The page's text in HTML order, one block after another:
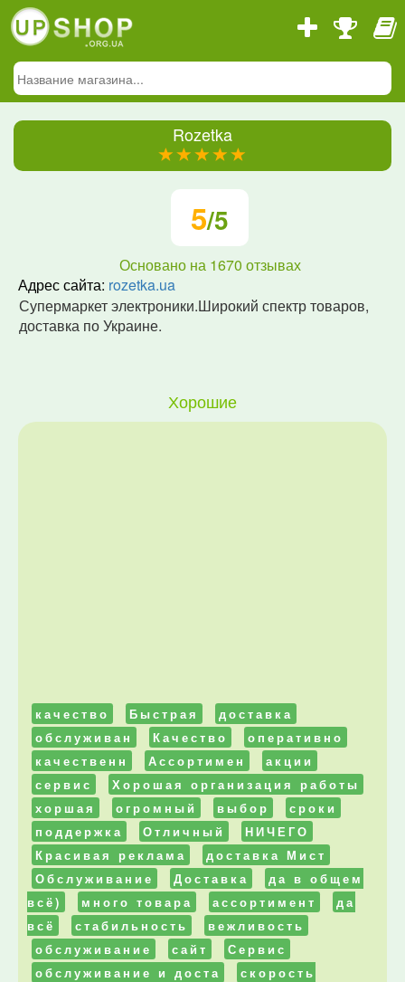
Rozetka
(*)(*) (*) (*) (*)
5/5
Основано на 1670 отзывах
Адрес сайта: rozetka.ua
Супермаркет электроники.Широкий спектр товаров,
доставка по Украине.
Хорошие
качество Быстрая
доставка
обслуживан
Качество
оперативно
качественн
Ассортимен
акции
сервис
Хорошая организация работы
хоршая
огромный выбор
сроки
поддержка
Отличный
НИЧЕГО
Красивая реклама
доставка Мист
Обслуживание
Доставка
да в общем
всё)
много товара ассортимент
да
всё
стабильность
вежливость
обслуживание
сайт
Сервис
обслуживание и доста
скорость